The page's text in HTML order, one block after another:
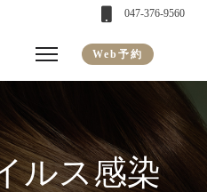
047-376-9560
Web予約
ルス感染